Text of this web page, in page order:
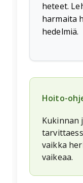
heteet.
harmaita
hedelmiä.
Hoito-
Kukinnan
vaikka
vaikeaa.